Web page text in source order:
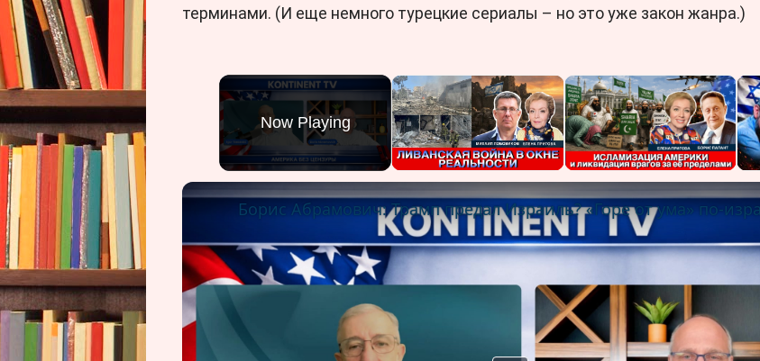
терминами. (И еще немного турецкие сериалы – но это уже закон жанра.)
Now Playing